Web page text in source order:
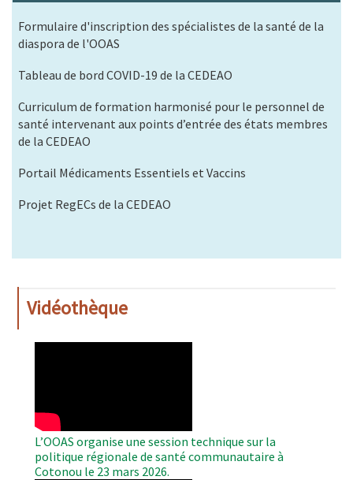
Formulaire d'inscription des spécialistes de la santé de la
diaspora de l'OOAS
Tableau de bord COVID-19 de la CEDEAO
Curriculum de formation harmonisé pour le personnel de
santé intervenant aux points d’entrée des états membres
de la CEDEAO
Portail Médicaments Essentiels et Vaccins
Projet RegECs de la CEDEAO
Vidéothèque
L’OOAS organise une session technique sur la
politique régionale de santé communautaire à
Cotonou le 23 mars 2026.